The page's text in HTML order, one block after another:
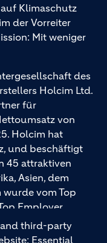
third-party
Essential
Klimaschutz
der Vorreiter
Mit weniger
des
Holcim Ltd.
für
von
Holcim hat
und beschäftigt
45 attraktiven
Asien, dem
vom Top
Employer
hochwertige
für den